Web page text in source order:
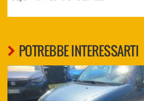
POTREBBE INTERESSARTI